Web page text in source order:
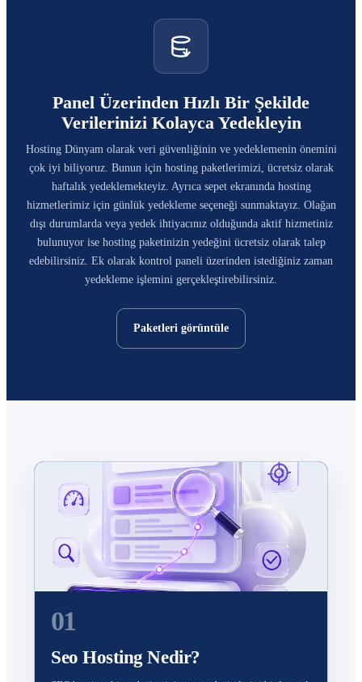
Panel Üzerinden Hızlı Bir Şekilde
Verilerinizi Kolayca Yedekleyin
Hosting Dünyam olarak veri güvenliğinin ve yedeklemenin önemini
çok iyi biliyoruz. Bunun için hosting paketlerimizi, ücretsiz olarak
haftalık yedeklemekteyiz. Ayrıca sepet ekranında hosting
hizmetlerimiz için günlük yedekleme seçeneği sunmaktayız. Olağan
dışı durumlarda veya yedek ihtiyacınız olduğunda aktif hizmetiniz
bulunuyor ise hosting paketinizin yedeğini ücretsiz olarak talep
edebilirsiniz. Ek olarak kontrol paneli üzerinden istediğiniz zaman
yedekleme işlemini gerçekleştirebilirsiniz.
Paketleri görüntüle
01
Seo Hosting Nedir?